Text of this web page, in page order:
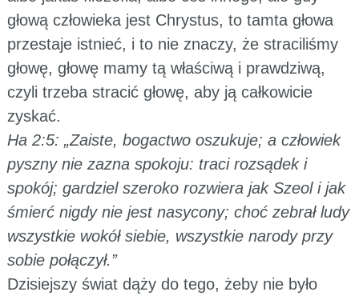
głową człowieka jest Chrystus, to tamta głowa
przestaje istnieć, i to nie znaczy, że straciliśmy
głowę, głowę mamy tą właściwą i prawdziwą,
czyli trzeba stracić głowę, aby ją całkowicie
zyskać.
Ha 2:5: „Zaiste, bogactwo oszukuje; a człowiek
pyszny nie zazna spokoju: traci rozsądek i
spokój; gardziel szeroko rozwiera jak Szeol i jak
śmierć nigdy nie jest nasycony; choć zebrał ludy
wszystkie wokół siebie, wszystkie narody przy
sobie połączył.”
Dzisiejszy świat dąży do tego, żeby nie było